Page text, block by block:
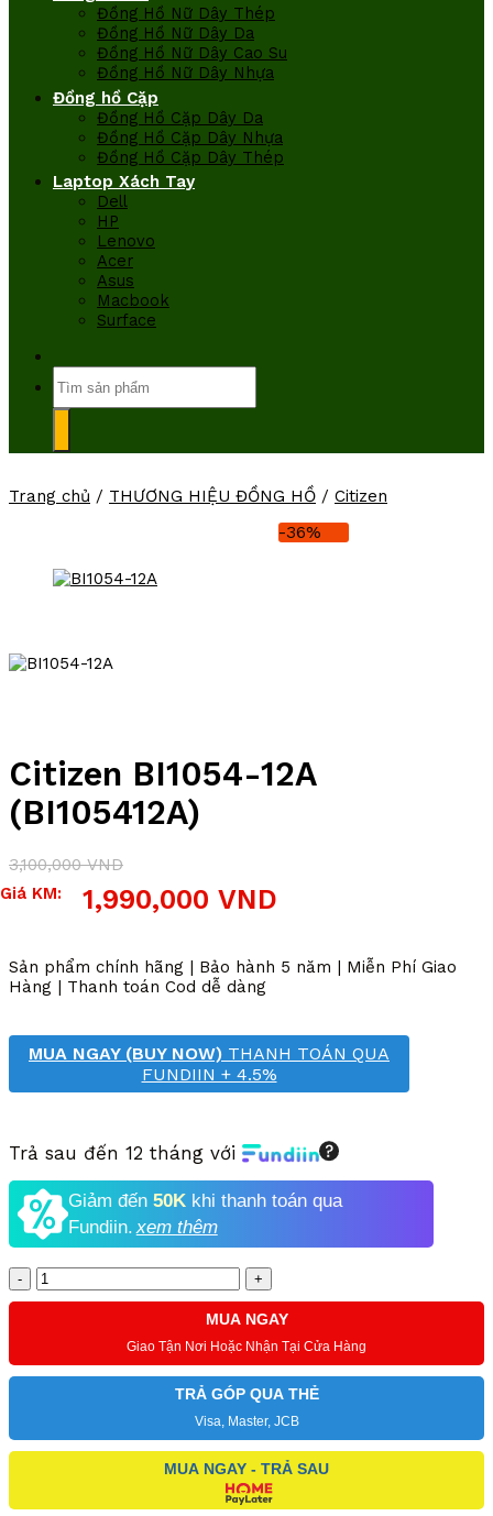
Đồng Hồ Nữ Dây Thép
Đồng Hồ Nữ Dây Da
Đồng Hồ Nữ Dây Cao Su
Đồng Hồ Nữ Dây Nhựa
Đồng hồ Cặp
Đồng Hồ Cặp Dây Da
Đồng Hồ Cặp Dây Nhựa
Đồng Hồ Cặp Dây Thép
Laptop Xách Tay
Dell
HP
Lenovo
Acer
Asus
Macbook
Surface
kiếm:
Trang chủ / THƯƠNG HIỆU ĐỒNG HỒ / Citizen
-36%
Citizen BI1054-12A
(BI105412A)
3,100,000VND
Giá
1,990,000 VND
Giá
1,990,000 VND.
Giá KM:
Sản phẩm chính hãng | Bảo hành 5 năm | Miễn Phí Giao
Hàng | Thanh toán Cod dễ dàng
MUA NGAY (BUY NOW) THANH TOÁN QUA
FUNDIIN + 4.5%
Trả sau đến 12 tháng với
Giảm đến 50K khi thanh toán qua
Fundiin.xem thêm
Số
lượng
MUA NGAY
Giao Tận Nơi Hoặc Nhận Tại Cửa Hàng
TRẢ GÓP QUA THẺ
Visa, Master, JCB
MUA NGAY - TRẢ SAU